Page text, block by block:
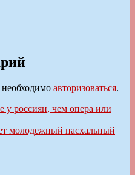
авторизоваться.
у россиян, чем опера или
молодежный пасхальный